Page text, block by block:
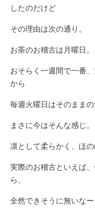
したのだけど
その理由は次の通り。
お茶のお稽古は月曜日。
おそらく一週間で一番
から
毎週火曜日はそのまま
まさに今はそんな感じ。
凛として柔らかく、ほ
実際のお稽古といえば
ら、
全然できそうに無いなー